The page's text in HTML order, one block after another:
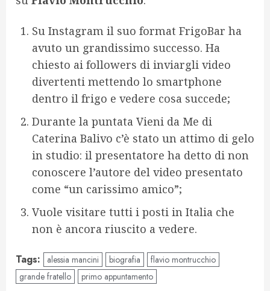
Su Instagram il suo format FrigoBar ha
avuto un grandissimo successo. Ha
chiesto ai followers di inviargli video
divertenti mettendo lo smartphone
dentro il frigo e vedere cosa succede;
Durante la puntata Vieni da Me di
Caterina Balivo c’è stato un attimo di gelo
in studio: il presentatore ha detto di non
conoscere l’autore del video presentato
come “un carissimo amico”;
Vuole visitare tutti i posti in Italia che
non è ancora riuscito a vedere.
Tags: alessia mancini biografia
flavio montrucchio
grande fratello
primo appuntamento